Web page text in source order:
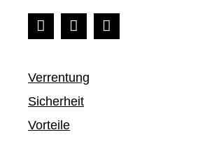
Verrentung
Sicherheit
Vorteile